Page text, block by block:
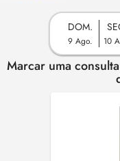
DOM.
9 Ago. 10
Marcar uma